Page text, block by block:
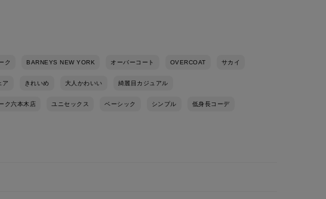
ク BARNEYS NEW YORK オーバーコート OVERCOAT サカイ
ア きれいめ 大人かわいい 綺麗目カジュアル
ク六本木店 ユニセックス ベーシック シンプル 低身長コーデ